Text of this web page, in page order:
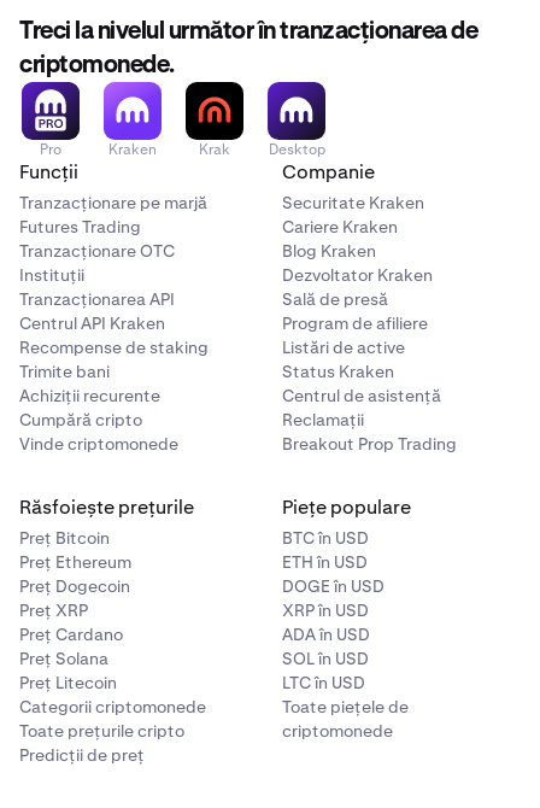
Treci la nivelul următor în tranzacționarea de
criptomonede.
Pro Kraken Krak Desktop
Funcții
Tranzacționare pe marjă
Futures Trading
Tranzacționare OTC
Instituții
Tranzacționarea API
Centrul API Kraken
Recompense de staking
Trimite bani
Achiziții recurente
Cumpără cripto
Vinde criptomonede
Companie
Securitate Kraken
Cariere Kraken
Blog Kraken
Dezvoltator Kraken
Sală de presă
Program de afiliere
Listări de active
Status Kraken
Centrul de asistență
Reclamații
Breakout Prop Trading
Răsfoiește prețurile
Preț Bitcoin
Preț Ethereum
Preț Dogecoin
Preț XRP
Preț Cardano
Preț Solana
Preț Litecoin
Categorii criptomonede
Toate prețurile cripto
Predicții de preț
Piețe populare
BTC în USD
ETH în USD
DOGE în USD
XRP în USD
ADA în USD
SOL în USD
LTC în USD
Toate piețele de
criptomonede